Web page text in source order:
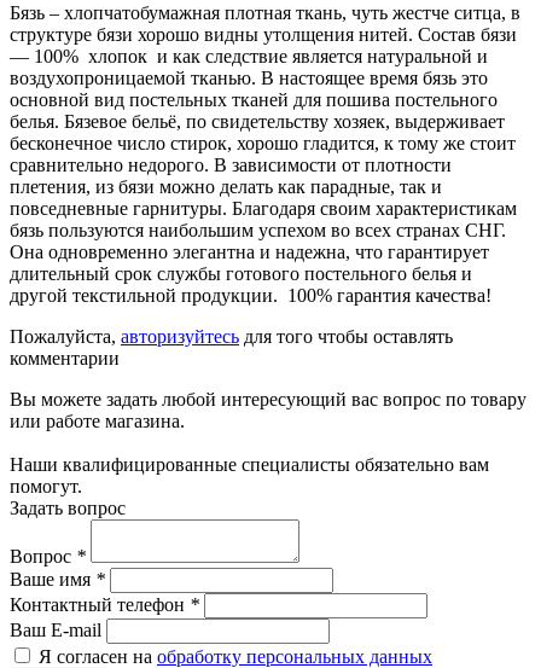
Бязь – хлопчатобумажная плотная ткань, чуть жестче ситца, в
структуре бязи хорошо видны утолщения нитей. Состав бязи
― 100% хлопок и как следствие является натуральной и
воздухопроницаемой тканью. В настоящее время бязь это
основной вид постельных тканей для пошива постельного
белья. Бязевое бельё, по свидетельству хозяек, выдерживает
бесконечное число стирок, хорошо гладится, к тому же стоит
сравнительно недорого. В зависимости от плотности
плетения, из бязи можно делать как парадные, так и
повседневные гарнитуры. Благодаря своим характеристикам
бязь пользуются наибольшим успехом во всех странах СНГ.
Она одновременно элегантна и надежна, что гарантирует
длительный срок службы готового постельного белья и
другой текстильной продукции. 100% гарантия качества!
Пожалуйста, авторизуйтесь для того чтобы оставлять
комментарии
Вы можете задать любой интересующий вас вопрос по товару
или работе магазина.
Наши квалифицированные специалисты обязательно вам
помогут.
Задать вопрос
Вопрос *
Ваше имя *
Контактный телефон *
Ваш E-mail
Я согласен на обработку персональных данных